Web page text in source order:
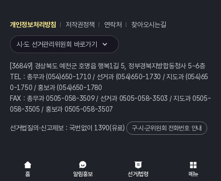
홈 알림홍보 선거/법령 메뉴
개인정보처리방침 저작권정책 연락처 찾아오시는길
시·도 선거관리위원회 바로가기
[36849] 경상북도 예천군 호명읍 행복1길 5, 정부경북지방합동청사 5~6층
TEL : 총무과 (054)650-1710 / 선거과 (054)650-1730 / 지도과 (054)65
0-1750 / 홍보과 (054)650-1780
FAX : 총무과 0505-058-3509 / 선거과 0505-058-3503 / 지도과 0505-
058-3505 / 홍보과 0505-058-3507
선거법질의·신고제보 : 국번없이 1390(유료) 구·시·군위원회 전화번호 안내